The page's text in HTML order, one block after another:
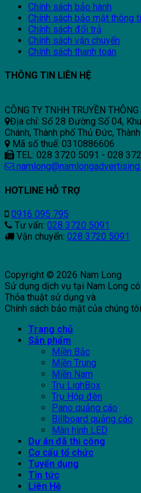
Chính sách bảo hành
Chính sách bảo mật thông
Chính sách đổi trả
Chính sách vận chuyển
Chính sách thanh toán
THÔNG TIN LIÊN HỆ
CÔNG TY TNHH TRUYỀN
Địa chỉ: Số 28 Đường Số 04,
Chánh, Thành phố Thủ Đức,
Mã số thuế: 0310886606
TEL: 028 3720 5091 - 028
HOTLINE HỖ TRỢ
0916 095 795
Tư vấn: 028 3720 5091
Vận chuyển: 028 3720 5091
Copyright © 2026 Nam Long
Sử dụng dịch vụ tại Nam Long
Thỏa thuật sử dụng và
Chính sách bảo mật của chúng
Trang chủ
Sản phẩm
Miền Bắc
Miền Trung
Miền Nam
Trụ LighBox
Trụ Hộp đèn
Pano quảng cáo
Billboard quảng cáo
Màn hình LED
Dự án đã thi công
Cơ cấu tổ chức
Tuyển dụng
Tin tức
Liên Hệ